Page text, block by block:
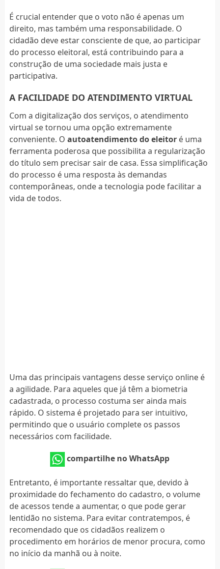
É crucial entender que o voto não é apenas um
direito, mas também uma responsabilidade. O
cidadão deve estar consciente de que, ao participar
do processo eleitoral, está contribuindo para a
construção de uma sociedade mais justa e
participativa.
A FACILIDADE DO ATENDIMENTO VIRTUAL
Com a digitalização dos serviços, o atendimento
virtual se tornou uma opção extremamente
conveniente. O autoatendimento do eleitoré uma
ferramenta poderosa que possibilita a regularização
do título sem precisar sair de casa. Essa simplificação
do processo é uma resposta às demandas
contemporâneas, onde a tecnologia pode facilitar a
vida de todos.
Uma das principais vantagens desse serviço online é
a agilidade. Para aqueles que já têm a biometria
cadastrada, o processo costuma ser ainda mais
rápido. O sistema é projetado para ser intuitivo,
permitindo que o usuário complete os passos
necessários com facilidade.
compartilhe no WhatsApp
Entretanto, é importante ressaltar que, devido à
proximidade do fechamento do cadastro, o volume
de acessos tende a aumentar, o que pode gerar
lentidão no sistema. Para evitar contratempos, é
recomendado que os cidadãos realizem o
procedimento em horários de menor procura, como
no início da manhã ou à noite.